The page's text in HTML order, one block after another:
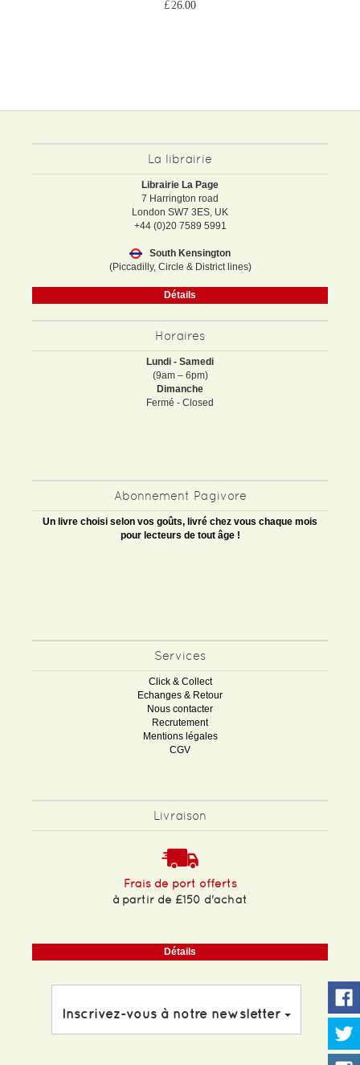
£26.00
La librairie
Librairie La Page
7 Harrington road
London SW7 3ES, UK
+44 (0)20 7589 5991
South Kensington
(Piccadilly, Circle & District lines)
Détails
Horaires
Lundi - Samedi
(9am – 6pm)
Dimanche
Fermé - Closed
Abonnement Pagivore
Un livre choisi selon vos goûts, livré chez vous chaque mois
pour lecteurs de tout âge !
Services
Click & Collect
Echanges & Retour
Nous contacter
Recrutement
Mentions légales
CGV
Livraison
Frais de port offerts
à partir de £150 d'achat
Détails
Inscrivez-vous à notre newsletter